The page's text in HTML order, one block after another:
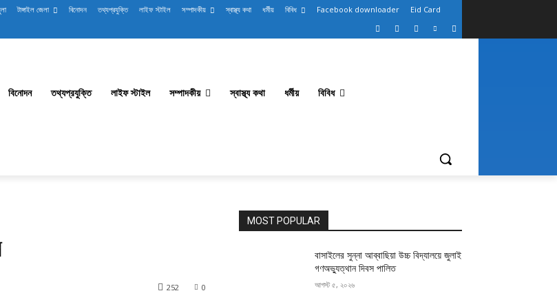
টাঙ্গাইল জেলা বিনোদন তথ্যপ্রযুক্তি লাইফ স্টাইল সম্পাদকীয় স্বাস্থ্য কথা ধর্মীয় বিবিধ Facebook downloader Eid Card
বিনোদন তথ্যপ্রযুক্তি লাইফ স্টাইল সম্পাদকীয় স্বাস্থ্য কথা ধর্মীয় বিবিধ
0
252
MOST POPULAR
বাসাইলের সুন্না আব্বাছিয়া উচ্চ বিদ্যালয়ে জুলাই
গণঅভ্যুত্থান দিবস পালিত
আগস্ট ৫, ২০২৬